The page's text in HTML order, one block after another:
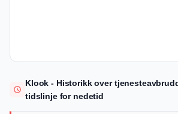
Klook - Historikk over
tidslinje for nedetid